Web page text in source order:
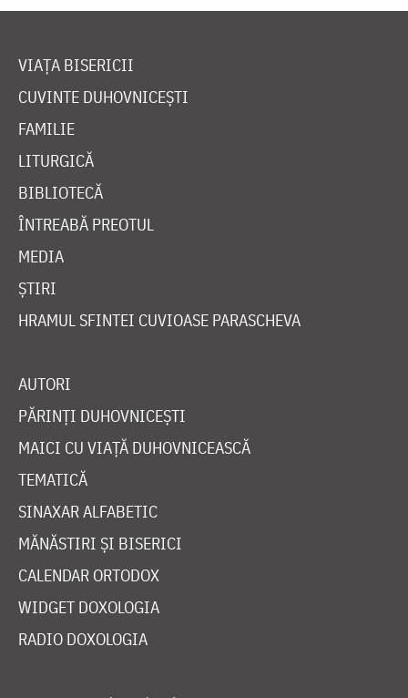
VIAȚA BISERICII
CUVINTE DUHOVNICEȘTI
FAMILIE
LITURGICĂ
BIBLIOTECĂ
ÎNTREABĂ PREOTUL
MEDIA
ȘTIRI
HRAMUL SFINTEI CUVIOASE PARASCHEVA
AUTORI
PĂRINȚI DUHOVNICEȘTI
MAICI CU VIAȚĂ DUHOVNICEASCĂ
TEMATICĂ
SINAXAR ALFABETIC
MĂNĂSTIRI ȘI BISERICI
CALENDAR ORTODOX
WIDGET DOXOLOGIA
RADIO DOXOLOGIA